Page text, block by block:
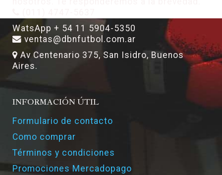
WatsApp + 54 11 5904-5350
ventas@dbnfutbol.com.ar
Av Centenario 375, San Isidro, Buenos
Aires.
INFORMACIÓN ÚTIL
Formulario de contacto
Como comprar
Términos y condiciones
Promociones Mercadopago